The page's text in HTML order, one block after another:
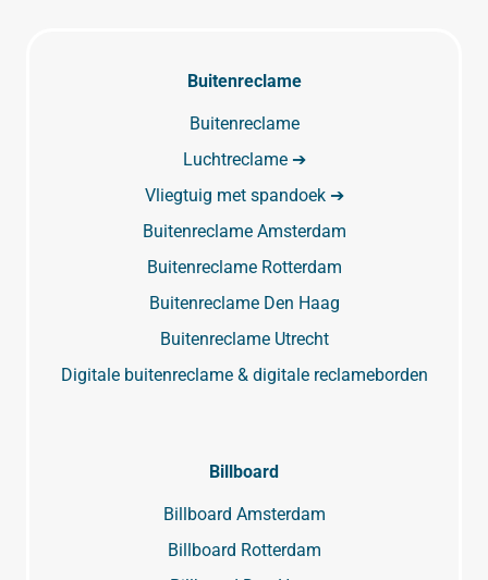
Buitenreclame
Buitenreclame
Luchtreclame ➔
Vliegtuig met spandoek ➔
Buitenreclame Amsterdam
Buitenreclame Rotterdam
Buitenreclame Den Haag
Buitenreclame Utrecht
Digitale buitenreclame & digitale reclameborden
Billboard
Billboard Amsterdam
Billboard Rotterdam